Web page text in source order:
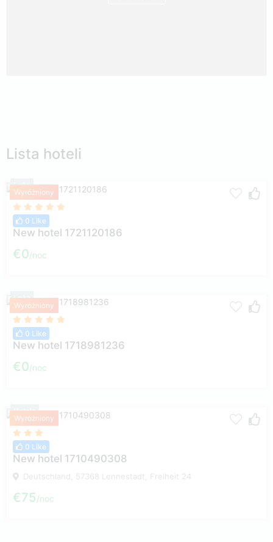
Lista hoteli
Loże
Wyróżniony
0 Like
New hotel 1721120186
€0 noc
Loże
Wyróżniony
0 Like
New hotel 1718981236
€0 noc
Hotele
Wyróżniony
0 Like
New hotel 1710490308
Deutschland, 57368 Lennestadt, Freiheit 24
€75 noc